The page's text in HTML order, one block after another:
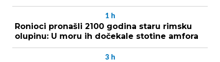
1 h
Ronioci pronašli 2100 godina staru rimsku
olupinu: U moru ih dočekale stotine amfora
3 h